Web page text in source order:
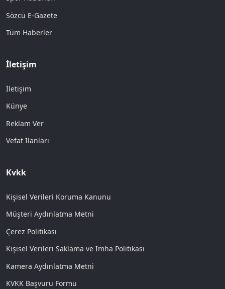
Sözcü E-Gazete
Tüm Haberler
İletişim
İletişim
Künye
Reklam Ver
Vefat İlanları
Kvkk
Kişisel Verileri Koruma Kanunu
Müşteri Aydınlatma Metni
Çerez Politikası
Kişisel Verileri Saklama ve İmha Politikası
Kamera Aydınlatma Metni
KVKK Başvuru Formu